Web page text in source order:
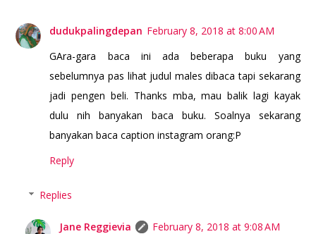
dudukpalingdepan February 8, 2018 at 8:00 AM
GAra-gara baca ini ada beberapa buku yang
sebelumnya pas lihat judul males dibaca tapi sekarang
jadi pengen beli. Thanks mba, mau balik lagi kayak
dulu nih banyakan baca buku. Soalnya sekarang
banyakan baca caption instagram orang:P
Reply
Replies
Jane Reggievia
February 8, 2018 at 9:08 AM